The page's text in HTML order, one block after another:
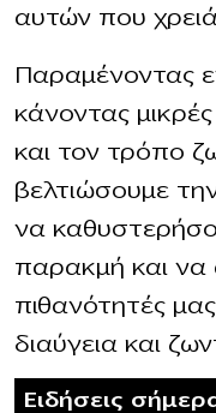
αυτών που
Παραμένοντας
κάνοντας
και τον τρόπο
βελτιώσουμε
να
παρακμή και να
πιθανότητές
διαύγεια και
Ειδήσεις